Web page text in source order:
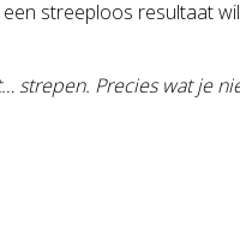
streeploos resultaat
strepen. Precies wat je